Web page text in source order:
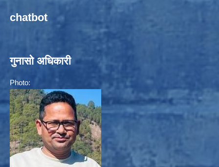
chatbot
गुनासो अधिकारी
Photo: